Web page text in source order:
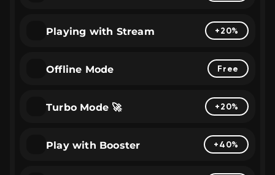
Playing with Stream +20%
Offline Mode Free
Turbo Mode 🚀 +20%
Play with Booster +40%